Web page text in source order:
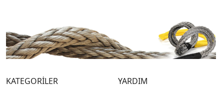
KATEGORİLER YARDIM